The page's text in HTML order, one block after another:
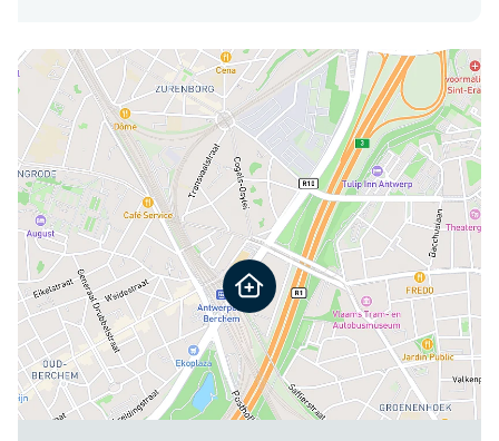
Je kan ons hier vinden